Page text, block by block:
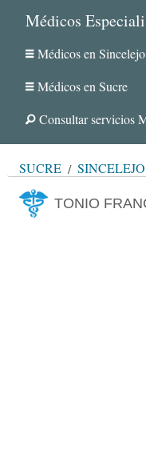
Médicos
Médicos en Sincelejo
Médicos en Sucre
Consultar servicios
SUCRE SINCELEJO
TONIO